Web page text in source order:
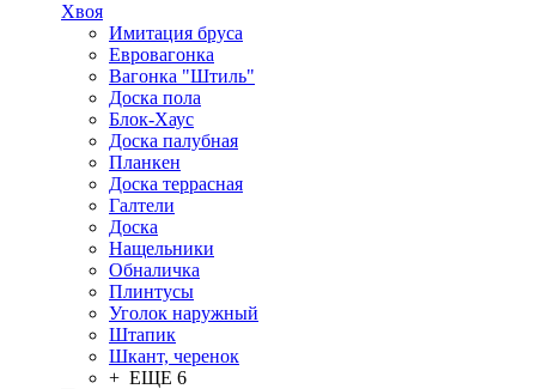
Хвоя
Имитация бруса
Евровагонка
Вагонка "Штиль"
Доска пола
Блок-Хаус
Доска палубная
Планкен
Доска террасная
Галтели
Доска
Нащельники
Обналичка
Плинтусы
Уголок наружный
Штапик
Шкант, черенок
+ ЕЩЕ 6